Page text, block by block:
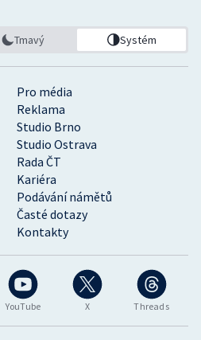
YouTube X Threads
Pro média
Reklama
Studio Brno
Studio Ostrava
Rada ČT
Kariéra
Podávání námětů
Časté dotazy
Kontakty
Tmavý Systém